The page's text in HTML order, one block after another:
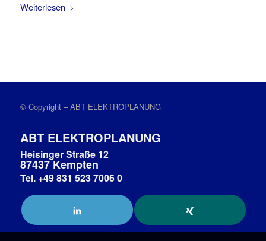
Weiterlesen
© Copyright – ABT ELEKTROPLANUNG
ABT ELEKTROPLANUNG
Heisinger Straße 12
87437 Kempten
Tel. +49 831 523 7006 0